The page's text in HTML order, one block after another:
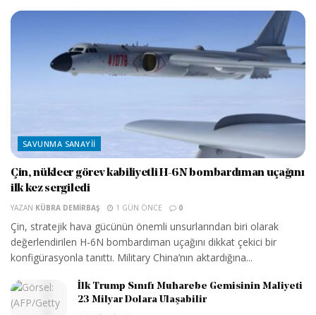
SAVUNMA SANAYII
Çin, nükleer görev kabiliyetli H-6N bombardıman uçağını
ilk kez sergiledi
YAZAN KÜBRA DEMIRBAŞ 1 GÜN ÖNCE 0
Çin, stratejik hava gücünün önemli unsurlarından biri olarak
değerlendirilen H-6N bombardıman uçağını dikkat çekici bir
konfigürasyonla tanıttı. Military China’nın aktardığına...
İlk Trump Sınıfı Muharebe Gemisinin Maliyeti
23 Milyar Dolara Ulaşabilir